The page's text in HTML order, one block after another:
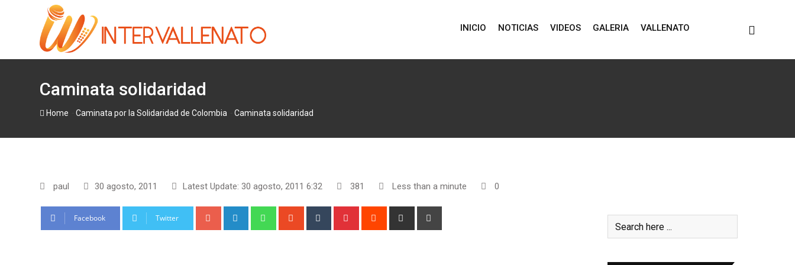
INICIO NOTICIAS VIDEOS GALERIA VALLENATO
Caminata solidaridad
Home Caminata solidaridad
paul 30 agosto, 2011 Latest Update: 30 agosto, 2011 6:32 381 Less than a minute 0
Facebook Twitter Google+ LinkedIn WhatsappStumbleUpon
Tumblr Pinterest Reddit
Share